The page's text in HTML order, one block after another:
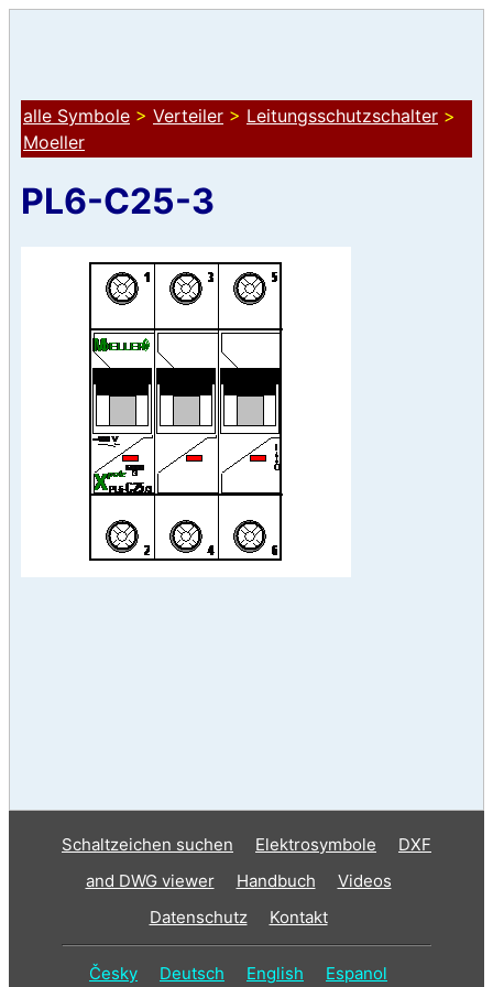
alle Symbole > Verteiler > Leitungsschutzschalter >
Moeller
PL6-C25-3
Schaltzeichen suchen Elektrosymbole
DXF
and DWG viewer
Handbuch
Videos
Datenschutz
Kontakt
Česky Deutsch English Espanol